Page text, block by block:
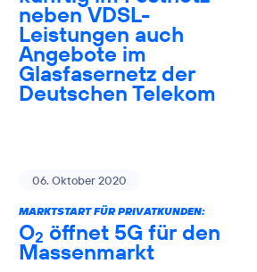
neben VDSL-
Leistungen auch
Angebote im
Glasfasernetz der
Deutschen Telekom
06. Oktober 2020
MARKTSTART FÜR PRIVATKUNDEN:
O2 öffnet 5G für den
Massenmarkt